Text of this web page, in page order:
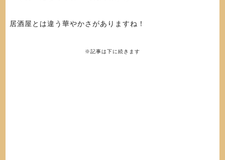
居酒屋とは違う華やかさがありますね！
※記事は下に続きます